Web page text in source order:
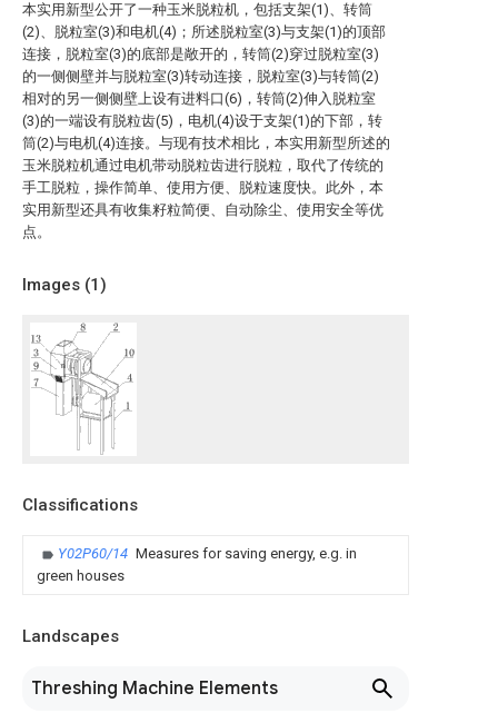
本实用新型公开了一种玉米脱粒机，包括支架(1)、转筒
(2)、脱粒室(3)和电机(4)；所述脱粒室(3)与支架(1)的顶部
连接，脱粒室(3)的底部是敞开的，转筒(2)穿过脱粒室(3)
的一侧侧壁并与脱粒室(3)转动连接，脱粒室(3)与转筒(2)
相对的另一侧侧壁上设有进料口(6)，转筒(2)伸入脱粒室
(3)的一端设有脱粒齿(5)，电机(4)设于支架(1)的下部，转
筒(2)与电机(4)连接。与现有技术相比，本实用新型所述的
玉米脱粒机通过电机带动脱粒齿进行脱粒，取代了传统的
手工脱粒，操作简单、使用方便、脱粒速度快。此外，本
实用新型还具有收集籽粒简便、自动除尘、使用安全等优
点。
Images (1)
Classifications
Y02P60/14 Measures for saving energy, e.g. in
green houses
Landscapes
Threshing Machine Elements